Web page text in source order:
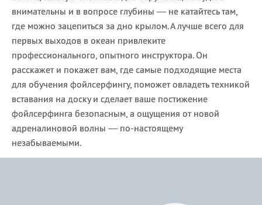
внимательны и в вопросе глубины — не катайтесь там,
где можно зацепиться за дно крылом. А лучше всего для
первых выходов в океан привлеките
профессионального, опытного инструктора. Он
расскажет и покажет вам, где самые подходящие места
для обучения фойлсерфингу, поможет овладеть техникой
вставания на доску и сделает ваше постижение
фойлсерфинга безопасным, а ощущения от новой
адреналиновой волны — по-настоящему
незабываемыми.